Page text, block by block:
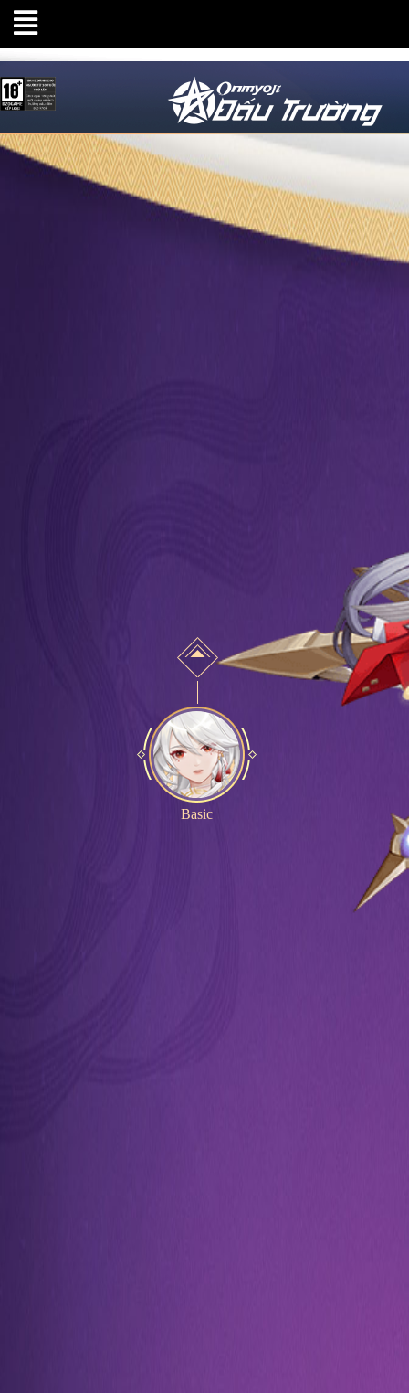
Basic